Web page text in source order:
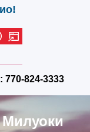
770-824-3333
Милуоки